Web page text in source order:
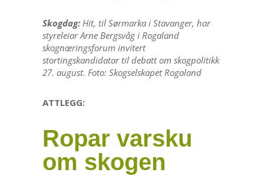
Skogdag:Hit, til Sørmarka i Stavanger, har
styreleiar Arne Bergsvåg i Rogaland
skognæringsforum invitert
stortingskandidatar til debatt om skogpolitikk
27. august. Foto: Skogselskapet Rogaland
ATTLEGG:
Ropar varsku
om skogen